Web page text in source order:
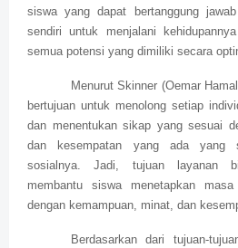
siswa yang dapat bertanggung
sendiri untuk menjalani
semua potensi yang dimiliki secara
Menurut Skinner (Oemar
bertujuan untuk menolong setiap
dan menentukan sikap yang sesuai
dan kesempatan yang ada yang
sosialnya. Jadi, tujuan layanan
membantu siswa menetapkan
dengan kemampuan, minat, dan
Berdasarkan dari tujuan-